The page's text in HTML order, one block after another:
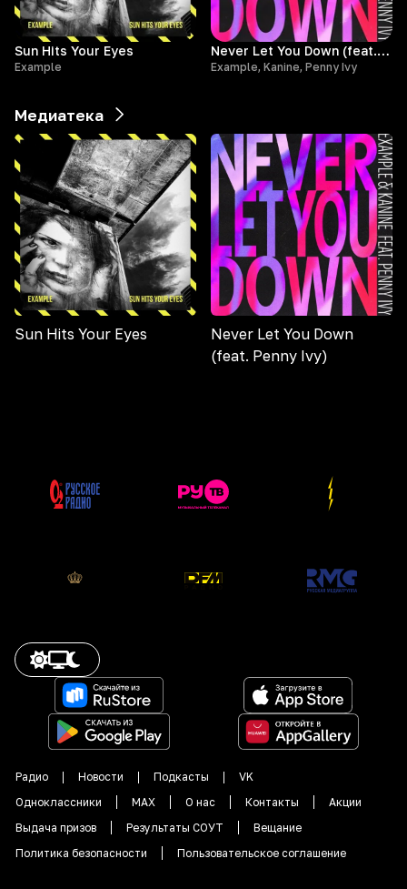
Sun Hits Your Eyes
Example
Never Let You Down (feat. Penny Ivy)
Example, Kanine, Penny Ivy
Медиатека
Sun Hits Your Eyes
Never Let You Down
(feat. Penny Ivy)
Радио Новости Подкасты
VK
Одноклассники
MAX О нас Контакты
Акции
Выдача призов
Результаты СОУТ
Вещание
Политика безопасности
Пользовательское соглашение